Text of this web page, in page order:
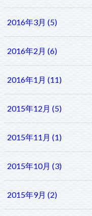
2016年3月 (5)
2016年2月 (6)
2016年1月 (11)
2015年12月 (5)
2015年11月 (1)
2015年10月 (3)
2015年9月 (2)